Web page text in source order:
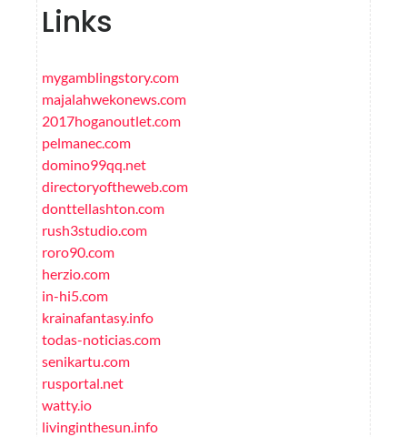
Links
mygamblingstory.com
majalahwekonews.com
2017hoganoutlet.com
pelmanec.com
domino99qq.net
directoryoftheweb.com
donttellashton.com
rush3studio.com
roro90.com
herzio.com
in-hi5.com
krainafantasy.info
todas-noticias.com
senikartu.com
rusportal.net
watty.io
livinginthesun.info